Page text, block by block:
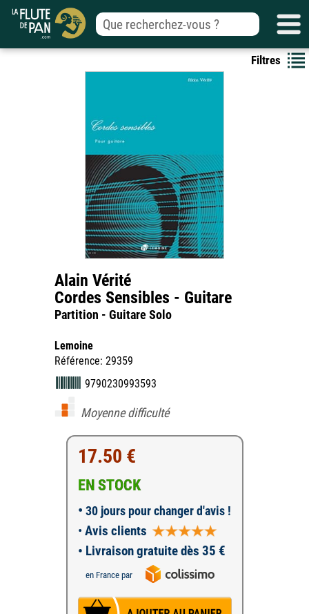
Filtres
Alain Vérité
Cordes Sensibles - Guitare
Partition - Guitare Solo
Lemoine
Référence: 29359
9790230993593
Moyenne difficulté
17.50 €
EN STOCK
• 30 jours pour changer d'avis !
• Avis clients
• Livraison gratuite dès 35 €
en France par